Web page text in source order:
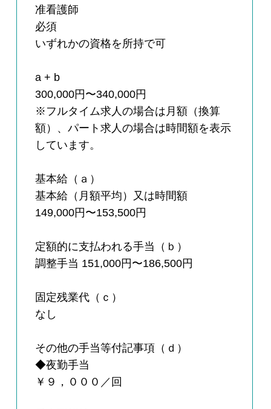
准看護師
必須
いずれかの資格を所持で可
a + b
300,000円〜340,000円
※フルタイム求人の場合は月額（換算
額）、パート求人の場合は時間額を表示
しています。
基本給（ａ）
基本給（月額平均）又は時間額
149,000円〜153,500円
定額的に支払われる手当（ｂ）
調整手当 151,000円〜186,500円
固定残業代（ｃ）
なし
その他の手当等付記事項（ｄ）
◆夜勤手当
￥９，０００／回